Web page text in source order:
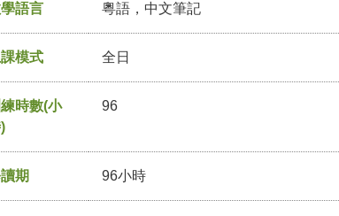
語言 粵語，中文筆記
模式 全日
時數(小
96
期 96小時